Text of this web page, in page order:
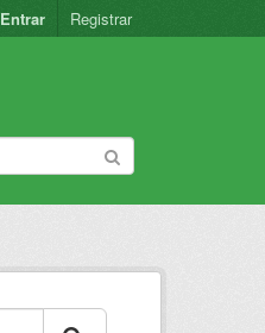
Entrar Registrar